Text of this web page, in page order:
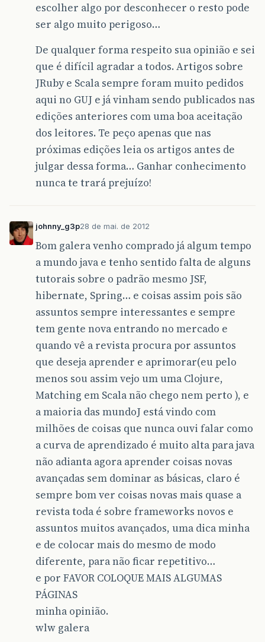
escolher algo por desconhecer o resto pode
ser algo muito perigoso…
De qualquer forma respeito sua opinião e sei
que é difícil agradar a todos. Artigos sobre
JRuby e Scala sempre foram muito pedidos
aqui no GUJ e já vinham sendo publicados nas
edições anteriores com uma boa aceitação
dos leitores. Te peço apenas que nas
próximas edições leia os artigos antes de
julgar dessa forma… Ganhar conhecimento
nunca te trará prejuízo!
johnny_g3p28 de mai. de 2012
Bom galera venho comprado já algum tempo
a mundo java e tenho sentido falta de alguns
tutorais sobre o padrão mesmo JSF,
hibernate, Spring… e coisas assim pois são
assuntos sempre interessantes e sempre
tem gente nova entrando no mercado e
quando vê a revista procura por assuntos
que deseja aprender e aprimorar(eu pelo
menos sou assim vejo um uma Clojure,
Matching em Scala não chego nem perto ), e
a maioria das mundoJ está vindo com
milhões de coisas que nunca ouvi falar como
a curva de aprendizado é muito alta para java
não adianta agora aprender coisas novas
avançadas sem dominar as básicas, claro é
sempre bom ver coisas novas mais quase a
revista toda é sobre frameworks novos e
assuntos muitos avançados, uma dica minha
e de colocar mais do mesmo de modo
diferente, para não ficar repetitivo…
e por FAVOR COLOQUE MAIS ALGUMAS
PÁGINAS
minha opinião.
wlw galera